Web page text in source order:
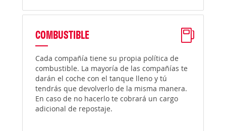
COMBUSTIBLE
Cada compañía tiene su propia política de
combustible. La mayoría de las compañías te
darán el coche con el tanque lleno y tú
tendrás que devolverlo de la misma manera.
En caso de no hacerlo te cobrará un cargo
adicional de repostaje.